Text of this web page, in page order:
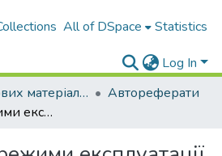
All of DSpace Statistics
Log In
Архів наукових матеріалів
Автореферати
Раціональні режими експлуатації магістральних нафтопродуктопроводів з використанням протитурбулентних присадок